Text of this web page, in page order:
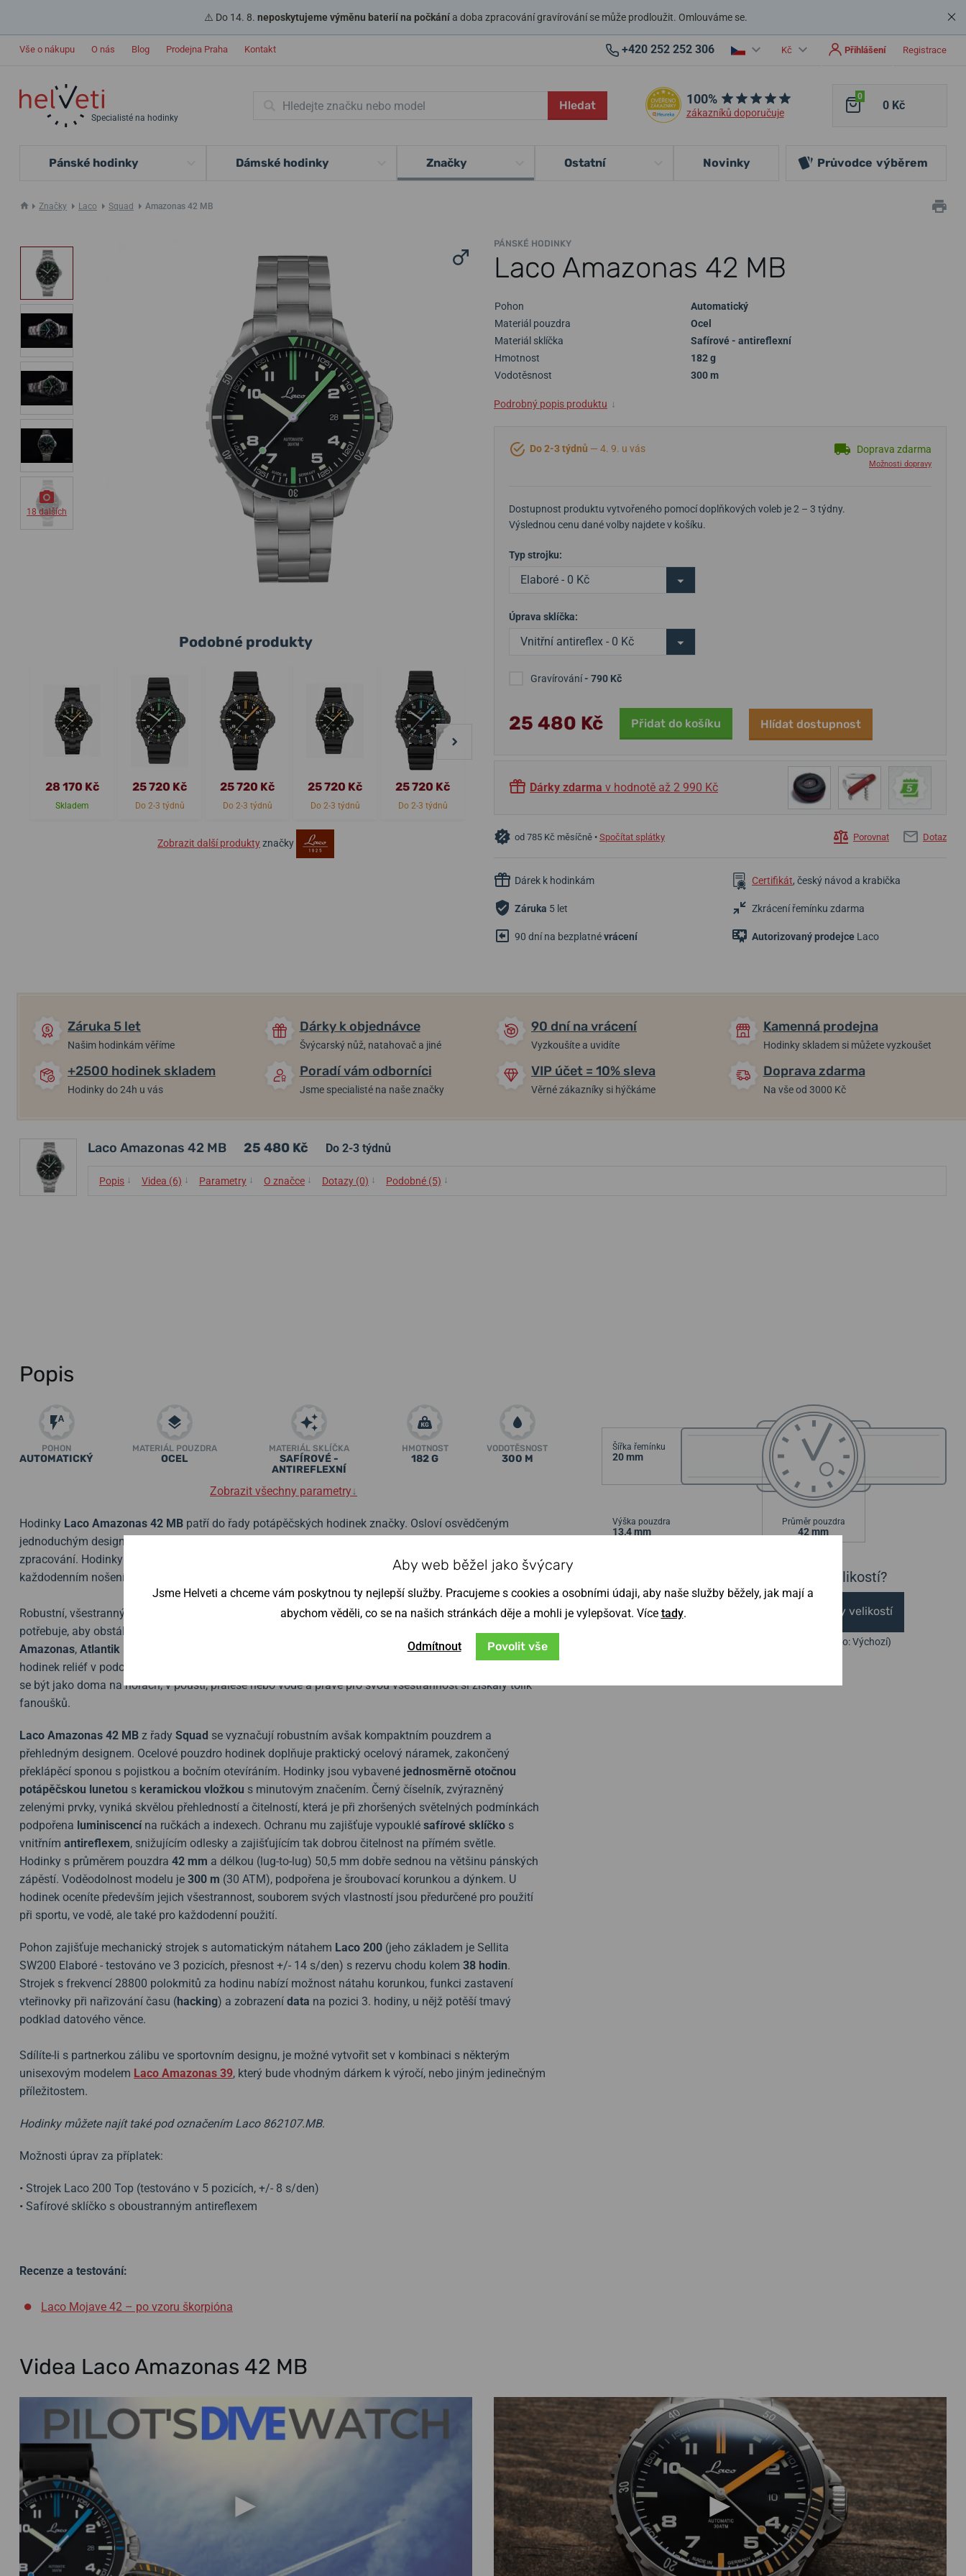
⚠️ Do 14. 8. neposkytujeme výměnu baterií na počkánía doba zpracování gravírování se může prodloužit. Omlouváme se.
Vše o nákupu O nás Blog Prodejna Praha Kontakt +420 252 252 306 Kč Přihlášení Registrace
Specialisté na hodinky
Hledat 100%
zákazníků doporučuje
0
0 Kč
Pánské hodinky Dámské hodinky Značky Ostatní Novinky Průvodce výběrem
Značky Laco Squad Amazonas 42 MB
PÁNSKÉ HODINKY
Laco Amazonas 42 MB
18 dalších
Pohon
Automatický
Materiál pouzdra
Ocel
Materiál sklíčka
Safírové - antireflexní
Hmotnost
182 g
Vodotěsnost
300 m
Podrobný popis produktu ↓
Do 2-3 týdnů — 4. 9. u vás Doprava zdarma
Možnosti dopravy
Dostupnost produktu vytvořeného pomocí doplňkových voleb je 2 – 3 týdny.
Výslednou cenu dané volby najdete v košíku.
Typ strojku:
Elaboré - 0 Kč
Úprava sklíčka:
Vnitřní antireflex - 0 Kč
Gravírování- 790 Kč
25 480 Kč Přidat do košíku Hlídat dostupnost
Dárky zdarma v hodnotě až 2 990 Kč
od 785 Kč měsíčně • Spočítat splátky Porovnat Dotaz
Dárek k hodinkám Certifikát, český návod a krabička
Záruka 5 let Zkrácení řemínku zdarma
90 dní na bezplatnévrácení Autorizovaný prodejce Laco
Podobné produkty
28 170 Kč
Skladem
25 720 Kč
Do 2-3 týdnů
25 720 Kč
Do 2-3 týdnů
25 720 Kč
Do 2-3 týdnů
25 720 Kč
Do 2-3 týdnů
14 450 Kč 24 250 Kč 25 480 Kč 24 250 Kč 7 100 Kč
Zobrazit další produktyznačky
Záruka 5 let
Našim hodinkám věříme
Dárky k objednávce
Švýcarský nůž, natahovač a jiné
90 dní na vrácení
Vyzkoušíte a uvidíte
Kamenná prodejna
Hodinky skladem si můžete vyzkoušet
+2500 hodinek skladem
Hodinky do 24h u vás
Poradí vám odborníci
Jsme specialisté na naše značky
VIP účet = 10% sleva
Věrné zákazníky si hýčkáme
Doprava zdarma
Na vše od 3000 Kč
Laco Amazonas 42 MB 25 480 Kč Do 2-3 týdnů
Popis ↓ Videa (6) ↓ Parametry ↓ O značce ↓ Dotazy (0) ↓ Podobné (5) ↓
Popis
POHON
AUTOMATICKÝ
MATERIÁL POUZDRA
OCEL
MATERIÁL SKLÍČKA
SAFÍROVÉ -
ANTIREFLEXNÍ
HMOTNOST
182 G
VODOTĚSNOST
300 M
Zobrazit všechny parametry↓
Hodinky Laco Amazonas 42 MB patří do řady potápěčských hodinek značky. Osloví osvědčeným
jednoduchým designem a vlastnostmi potápek, mezi něž patří vysoká voděodolnost a robustní odolné
zpracování. Hodinky jsou skvělou volbou pro sport a volný čas, jejich vlastnosti však oceníte i při
každodenním nošení.
Robustní, všestranný a svítící ve tmě, i tak by se dal popsat štír a jeho základní vlastnosti, které
potřebuje, aby obstál v mnoha různých prostředích. Totéž platí pro sportovní modely
Laco Himalaya,
Amazonas, Atlantik
, které obstojí v nejrůznějších podmínkách. Také proto zdobí jejich dýnka
hodinek reliéf v podobě štíra.
se být jako doma na horách, v poušti, pralese nebo vodě a právě pro svou všestrannost si získaly tolik
fanoušků.
Laco Amazonas 42 MB z řady Squad se vyznačují robustním avšak kompaktním pouzdrem a
přehledným designem. Ocelové pouzdro hodinek doplňuje praktický ocelový náramek, zakončený
překlápěcí sponou s pojistkou a bočním otevíráním. Hodinky jsou vybavené jednosměrně otočnou
potápěčskou lunetou s keramickou vložkou s minutovým značením. Černý číselník, zvýrazněný
zelenými prvky, vyniká skvělou přehledností a čitelností, která je při zhoršených světelných podmínkách
podpořena luminiscencína ručkách a indexech. Ochranu mu zajišťuje vypouklé safírové sklíčko s
vnitřním antireflexem, snižujícím odlesky a zajišťujícím tak dobrou čitelnost na přímém světle.
Hodinky s průměrem pouzdra 42 mm a délkou (lug-to-lug) 50,5 mm dobře sednou na většinu pánských
zápěstí. Voděodolnost modelu je 300 m (30 ATM), podpořena je šroubovací korunkou a dýnkem. U
hodinek oceníte především jejich všestrannost, souborem svých vlastností jsou předurčené pro použití
při sportu, ve vodě, ale také pro každodenní použití.
Pohon zajišťuje mechanický strojek s automatickým nátahem Laco 200 (jeho základem je Sellita
SW200 Elaboré - testováno ve 3 pozicích, přesnost +/- 14 s/den) s rezervu chodu kolem 38 hodin.
Strojek s frekvencí 28800 polokmitů za hodinu nabízí možnost nátahu korunkou, funkci zastavení
vteřinovky při nařizování času (hacking) a zobrazení data na pozici 3. hodiny, u nějž potěší tmavý
podklad datového věnce.
Sdílíte-li s partnerkou zálibu ve sportovním designu, je možné vytvořit set v kombinaci s některým
unisexovým modelem Laco Amazonas 39, který bude vhodným dárkem k výročí, nebo jiným jedinečným
příležitostem.
Hodinky můžete najít také pod označením Laco 862107.MB.
Možnosti úprav za příplatek:
• Strojek Laco 200 Top (testováno v 5 pozicích, +/- 8 s/den)
• Safírové sklíčko s oboustranným antireflexem
Recenze a testování:
Laco Mojave 42 – po vzoru škorpióna
Šířka řemínku
20 mm
Výška pouzdra
13,4 mm
Průměr pouzdra
42 mm
Nejste si jisti velikostí?
Vytisknout vzory velikostí
(U tisku nastavte Měřítko: Výchozí)
Videa Laco Amazonas 42 MB
Aby web běžel jako švýcary
Jsme Helveti a chceme vám poskytnou ty nejlepší služby. Pracujeme s cookies a osobními údaji, aby naše služby běžely, jak mají a
abychom věděli, co se na našich stránkách děje a mohli je vylepšovat. Více tady.
Odmítnout Povolit vše